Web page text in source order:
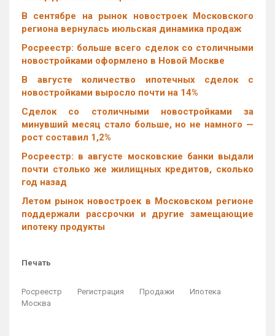
В сентябре на рынок новостроек Московского
региона вернулась июльская динамика продаж
Росреестр: больше всего сделок со столичными
новостройками оформлено в Новой Москве
В августе количество ипотечных сделок с
новостройками выросло почти на 14%
Cделок со столичными новостройками за
минувший месяц стало больше, но не намного —
рост составил 1,2%
Росреестр: в августе московские банки выдали
почти столько же жилищных кредитов, сколько
год назад
Летом рынок новостроек в Московском регионе
поддержали рассрочки и другие замещающие
ипотеку продукты
Печать
Росреестр Регистрация Продажи
Ипотека
Москва